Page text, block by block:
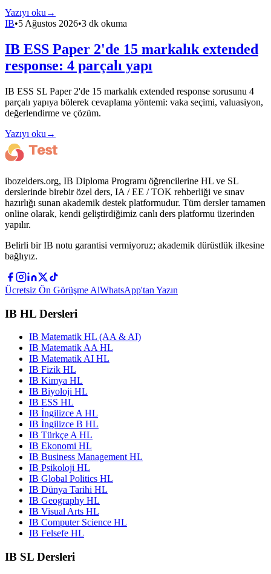
Yazıyı oku →
IB•5 Ağustos 2026•3 dk okuma
IB ESS Paper 2'de 15 markalık extended
response: 4 parçalı yapı
IB ESS SL Paper 2'de 15 markalık extended response sorusunu 4
parçalı yapıya bölerek cevaplama yöntemi: vaka seçimi, valuasiyon,
değerlendirme ve çözüm.
Yazıyı oku →
ibozelders.org, IB Diploma Programı öğrencilerine HL ve SL
derslerinde birebir özel ders, IA / EE / TOK rehberliği ve sınav
hazırlığı sunan akademik destek platformudur. Tüm dersler tamamen
online olarak, kendi geliştirdiğimiz canlı ders platformu üzerinden
yapılır.
Belirli bir IB notu garantisi vermiyoruz; akademik dürüstlük ilkesine
bağlıyız.
Ücretsiz Ön Görüşme AlWhatsApp'tan Yazın
IB HL Dersleri
IB Matematik HL (AA & AI)
IB Matematik AA HL
IB Matematik AI HL
IB Fizik HL
IB Kimya HL
IB Biyoloji HL
IB ESS HL
IB İngilizce A HL
IB İngilizce B HL
IB Türkçe A HL
IB Ekonomi HL
IB Business Management HL
IB Psikoloji HL
IB Global Politics HL
IB Dünya Tarihi HL
IB Geography HL
IB Visual Arts HL
IB Computer Science HL
IB Felsefe HL
IB SL Dersleri